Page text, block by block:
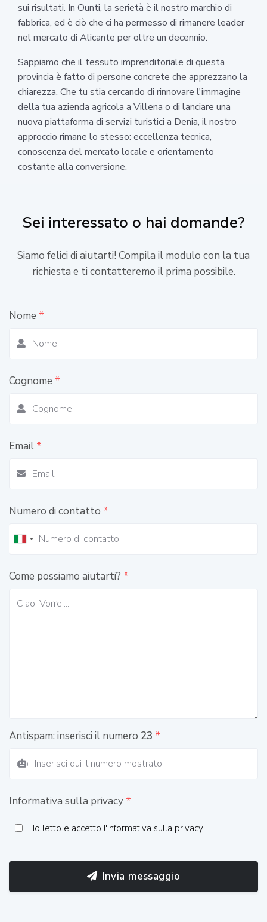
sui risultati. In Ounti, la serietà è il nostro marchio di
fabbrica, ed è ciò che ci ha permesso di rimanere leader
nel mercato di Alicante per oltre un decennio.
Sappiamo che il tessuto imprenditoriale di questa
provincia è fatto di persone concrete che apprezzano la
chiarezza. Che tu stia cercando di rinnovare l'immagine
della tua azienda agricola a Villena o di lanciare una
nuova piattaforma di servizi turistici a Denia, il nostro
approccio rimane lo stesso: eccellenza tecnica,
conoscenza del mercato locale e orientamento
costante alla conversione.
Sei interessato o hai domande?
Siamo felici di aiutarti! Compila il modulo con la tua
richiesta e ti contatteremo il prima possibile.
Nome *
Cognome *
Email *
Numero di contatto *
Come possiamo aiutarti? *
Antispam: inserisci il numero 23 *
Informativa sulla privacy *
Ho letto e accetto l'Informativa sulla privacy.
Invia messaggio